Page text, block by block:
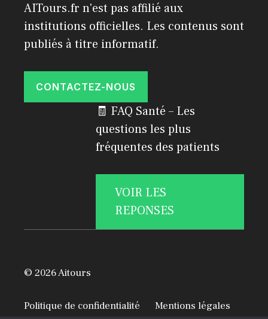
AITours.fr n'est pas affilié aux
institutions officielles. Les contenus sont
publiés à titre informatif.
CONTACTEZ-NOUS
🧾 FAQ Santé – Les
questions les plus
fréquentes des patients
VOIR LES
REPONSES
© 2026 Aitours
Politique de confidentialité
Mentions légales